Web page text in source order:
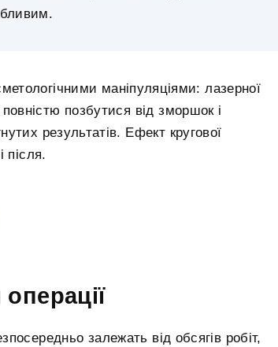
маніпуляціями: лазерної
позбутися від зморшок і
результатів. Ефект кругової
після.
залежать від обсягів робіт,